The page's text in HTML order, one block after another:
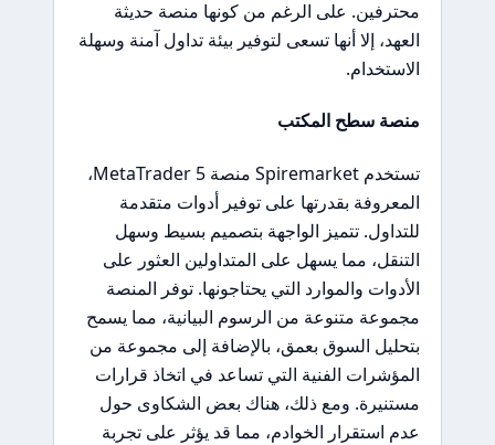
محترفين. على الرغم من كونها منصة حديثة
العهد، إلا أنها تسعى لتوفير بيئة تداول آمنة وسهلة
الاستخدام.
منصة سطح المكتب
تستخدم Spiremarket منصة MetaTrader 5،
المعروفة بقدرتها على توفير أدوات متقدمة
للتداول. تتميز الواجهة بتصميم بسيط وسهل
التنقل، مما يسهل على المتداولين العثور على
الأدوات والموارد التي يحتاجونها. توفر المنصة
مجموعة متنوعة من الرسوم البيانية، مما يسمح
بتحليل السوق بعمق، بالإضافة إلى مجموعة من
المؤشرات الفنية التي تساعد في اتخاذ قرارات
مستنيرة. ومع ذلك، هناك بعض الشكاوى حول
عدم استقرار الخوادم، مما قد يؤثر على تجربة